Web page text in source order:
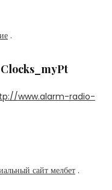
.
www.alarm-radio-
сайт мелбет .